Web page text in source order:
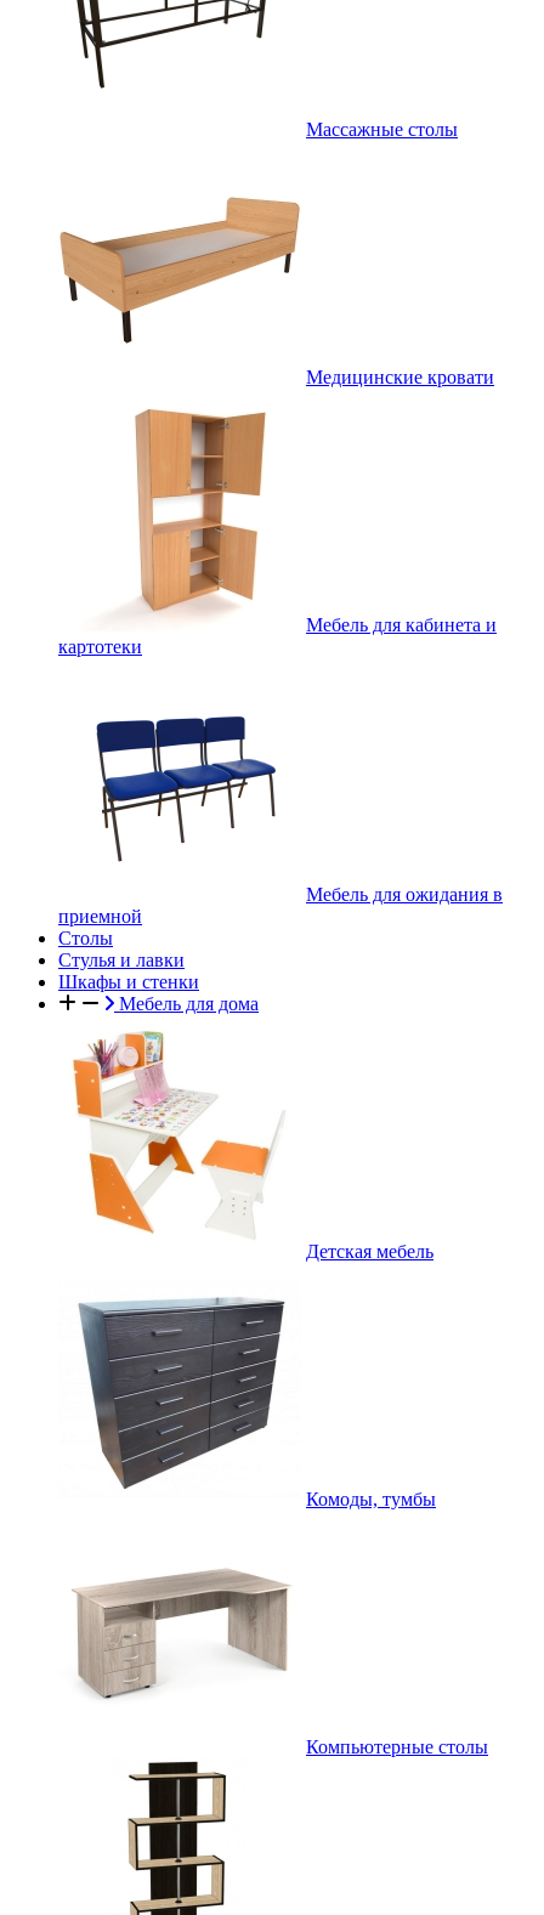
Массажные столы
Медицинские кровати
Мебель для кабинета и
картотеки
Мебель для ожидания в
приемной
Столы
Стулья и лавки
Шкафы и стенки
Мебель для дома
Детская мебель
Комоды, тумбы
Компьютерные столы